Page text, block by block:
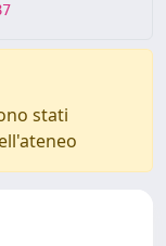
stati